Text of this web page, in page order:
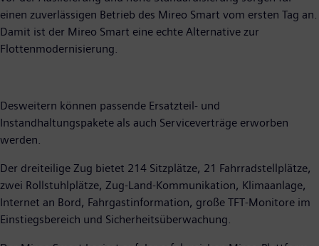
einen zuverlässigen Betrieb des Mireo Smart vom ersten Tag an.
Damit ist der Mireo Smart eine echte Alternative zur
Flottenmodernisierung.
Desweitern können passende Ersatzteil- und
Instandhaltungspakete als auch Serviceverträge erworben
werden.
Der dreiteilige Zug bietet 214 Sitzplätze, 21 Fahrradstellplätze,
zwei Rollstuhlplätze, Zug-Land-Kommunikation, Klimaanlage,
Internet an Bord, Fahrgastinformation, große TFT-Monitore im
Einstiegsbereich und Sicherheitsüberwachung.